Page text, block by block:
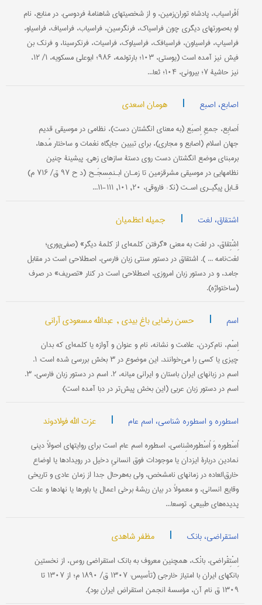
اَفْراسیاب، پادشاه توران‌زمین، و از شخصیتهای شاهنامۀ فردوسی. در منابع، نام
او به‌صورتهای دیگری چون فراسیاک، فرنگرسین، فراسیاب، فراسیاف، فراسیاو،
فراسیاپ، فراسیاون، فراسیافک، فراسیاوک، فراسیات، فرنکرسینا، و فرنک بن
فیش نیز آمده است (یوستی، ۱۰۳؛ بارتولمه، ۹۸۶؛ ابوعلی مسکویه، ۱/ ۱۲،
نیز حاشیۀ ۷؛ بیرونی، ۱۰۴؛ ثعا...
اصابع، اصبع | هومان اسعدی
اَصابِع، جمعِ اِصبَع (به معنای انگشتان دست)، نظامی در موسیقی قدیم
جهان اسلام (اصابع و مجاری)، برای تبیین جایگاه نغمات و ساختار مُدها،
برمبنای موضع انگشتان دست روی دستۀ سازهای زهی. پیشینۀ چنین
نظامهایی در موسیقی مشرق‎زمین تا زمـان ابـن‎مِسجَـح (د ح ۹۷ ق/ ۷۱۶ م)
قـابل پیگیـری اسـت (نک‍ : فاروقی، ۲۰, ۱۰۱, ۱۱۱-۱۱...
اشتقاق، لغت | جمیله اعظمیان
اِشْتِقاق، در لغت به معنی «گرفتن کلمه‌ای از کلمۀ دیگر» (صفی‌پوری؛
لغت‌نامه ... ). اشتقاق در دستور سنتی زبان فارسی، اصطلاحی است در مقابل
جامد، و در دستور زبان امروزی، اصطلاحی است در کنار «تصریف» در صرف
(ساختواژه).
اسم | حسن رضایی باغ بیدی , عبدالله مسعودی آرانی
اِسْم، نام‌کردن، علامت و نشانه، نام و عنوان و آوازه یا کلمه‌ای که بدان
چیزی یا کسی را می‌خوانند. این موضوع در ۳ بخش بررسی شده است: ۱.
اسم در زبانهای ایران باستان و ایرانی میانه، ۲. اسم در دستور زبان فارسی، ۳.
اسم در دستور زبان عربی (این بخش پیش‌تر در دبا آمده است):
اسطوره و اسطوره شناسی، اسم عام | عزت الله فولادوند
اُسْطوره وَ اُسْطوره‌شِناسی، اسطوره اسم عام است برای روایتهای اصولاً دینی
نمادین دربارۀ ایزدان یا موجودات فوق انسانیِ دخیل در رویدادها یا اوضاع
خارق‌العاده در زمانهای نامشخص، ولی به‌هرحال جدا از زمان عادی و تاریخی
وقایع انسانی، و معمولاً در بیان ریشۀ برخی اعمال یا باورها یا نهادها و علت
پدیده‌های طبیعی. توسعا...
استقراضی، بانک | مظفر شاهدی
اِسْتِقْراضی، ‌‌‌بانْک، همچنین معروف به بانک استقراضی روس، از نخستین
بانکهای ایران با امتیاز خارجی (تأسیس: ۱۳۰۷ ق/ ۱۸۹۰ م؛ از ۱۳۰۷ تا
۱۳۰۹ ق نام آن، مؤسسۀ انجمن استقراض ایران بود).